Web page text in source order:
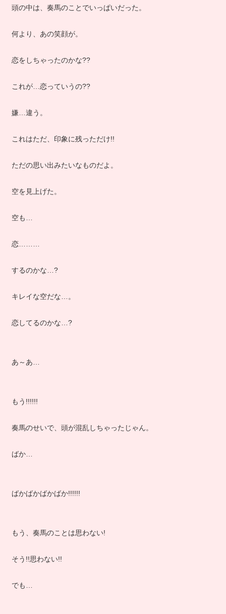
頭の中は、奏馬のことでいっぱいだった。
何より、あの笑顔が。
恋をしちゃったのかな??
これが…恋っていうの??
嫌…違う。
これはただ、印象に残っただけ!!
ただの思い出みたいなものだよ。
空を見上げた。
空も…
恋………
するのかな…?
キレイな空だな…。
恋してるのかな…?
あ～あ…
もう!!!!!!
奏馬のせいで、頭が混乱しちゃったじゃん。
ばか…
ばかばかばかばか!!!!!!
もう、奏馬のことは思わない!
そう!!思わない!!
でも…